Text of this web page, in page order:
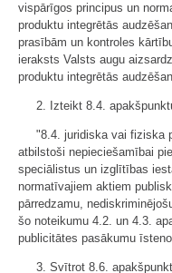
vispārīgos principus un
produktu integrētās
prasībām un kontroles
ieraksts Valsts augu
produktu integrētās
2. Izteikt 8.4.
"8.4. juridiska vai fiziska
atbilstoši nepieciešamībai
speciālistus un izglītības
normatīvajiem aktiem
pārredzamu,
šo noteikumu 4.2. un 4.3.
publicitātes pasākumu
3. Svītrot 8.6.